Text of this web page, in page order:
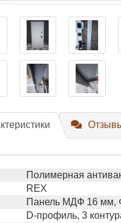
Полимерная
REX
Панель МДФ 16 мм,
D-профиль, 3